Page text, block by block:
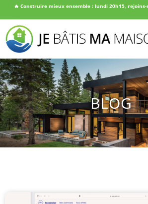
🔥 Construire mieux ensemble : lundi 20h15,
BLOG